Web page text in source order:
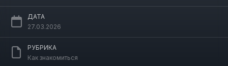
ДАТА
27.03.2026
РУБРИКА
Как знакомиться